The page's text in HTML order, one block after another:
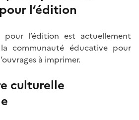
l’édition
l’édition est actuellement
communauté éducative pour
à imprimer.
culturelle